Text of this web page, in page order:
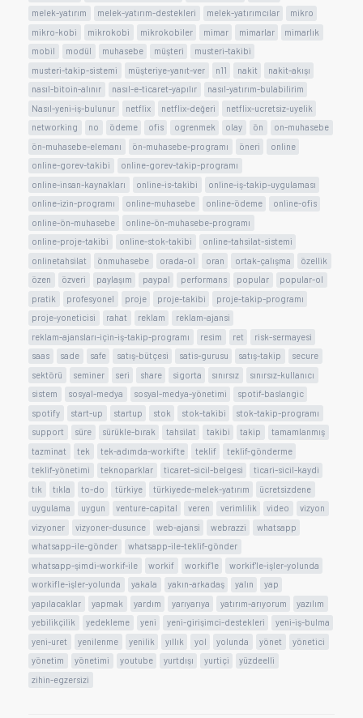
melek-yatırım
melek-yatırım-destekleri melek-yatırımcılar
mikro
mikro-kobi
mikrokobi mikrokobiler mimar mimarlar
mimarlık
mobil
modül muhasebe müşteri
musteri-takibi
musteri-takip-sistemi
müşteriye-yanıt-ver n11 nakit
nakit-akışı
nasıl-bitoin-alınır
nasıl-e-ticaret-yapılır
nasıl-yatırım-bulabilirim
Nasıl-yeni-iş-bulunur
netflix netflix-değeri
netflix-ucretsiz-uyelik
networking
no ödeme ofis ogrenmek olay ön
on-muhasebe
ön-muhasebe-elemanı
ön-muhasebe-programı öneri
online
online-gorev-takibi
online-gorev-takip-programı
online-insan-kaynakları
online-is-takibi
online-iş-takip-uygulaması
online-izin-programı
online-muhasebe online-ödeme
online-ofis
online-ön-muhasebe
online-ön-muhasebe-programı
online-proje-takibi
online-stok-takibi
online-tahsilat-sistemi
onlinetahsilat
önmuhasebe orada-ol oran ortak-çalışma
özellik
özen
özveri paylaşım paypal performans popular
popular-ol
pratik
profesyonel proje proje-takibi
proje-takip-programı
proje-yoneticisi
rahat reklam
reklam-ajansi
reklam-ajansları-için-iş-takip-programı
resim ret
risk-sermayesi
saas
sade safe satış-bütçesi satis-gurusu satış-takip
secure
sektörü
seminer seri share sigorta sınırsız
sınırsız-kullanıcı
sistem
sosyal-medya sosyal-medya-yönetimi
spotif-baslangic
spotify
start-up startup stok stok-takibi
stok-takip-programı
support
süre sürükle-bırak tahsilat takibi takip
tamamlanmış
tazminat
tek tek-adımda-workifte teklif
teklif-gönderme
teklif-yönetimi
teknoparklar ticaret-sicil-belgesi
ticari-sicil-kaydi
tık
tıkla to-do türkiye türkiyede-melek-yatırım
ücretsizdene
uygulama
uygun venture-capital veren verimlilik video
vizyon
vizyoner
vizyoner-dusunce web-ajansi webrazzi
whatsapp
whatsapp-ile-gönder
whatsapp-ile-teklif-gönder
whatsapp-şimdi-workif-ile
workif workif'le
workif'le-işler-yolunda
workifle-işler-yolunda
yakala yakın-arkadaş yalın
yap
yapılacaklar
yapmak yardım yarıyarıya yatırım-arıyorum
yazılım
yebilikçilik
yedekleme yeni yeni-girişimci-destekleri
yeni-iş-bulma
yeni-uret
yenilenme yenilik yıllık yol yolunda yönet
yönetici
yönetim
yönetimi youtube yurtdışı yurtiçi
yüzdeelli
zihin-egzersizi